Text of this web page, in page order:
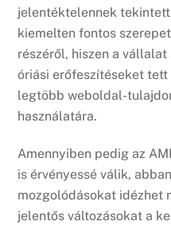
jelentéktelennek
kiemelten fontos
részéről, hiszen a
óriási erőfeszítéseket
legtöbb weboldal-
használatára.
Amennyiben pedig az
is érvényessé válik,
mozgolódásokat idézhet
jelentős változásokat a